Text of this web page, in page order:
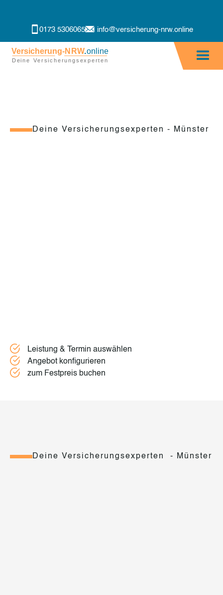
0173 5306065 info@versicherung-nrw.online
Deine Versicherungsexperten - Münster
Leistung & Termin auswählen
Angebot konfigurieren
zum Festpreis buchen
Deine Versicherungsexperten - Münster